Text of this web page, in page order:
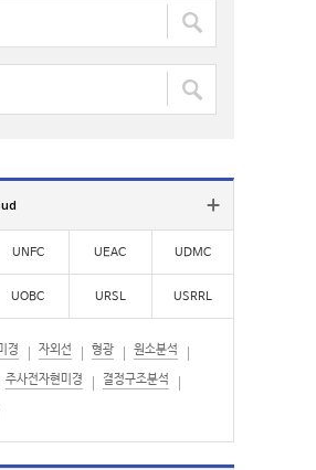
UNFC UEAC UDMC
UOBC URSL USRRL
경 자외선 형광 원소분석
주사전자현미경 결정구조분석